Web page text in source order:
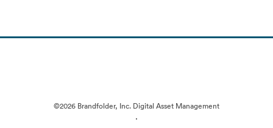
©2026 Brandfolder, Inc. Digital Asset Management
·